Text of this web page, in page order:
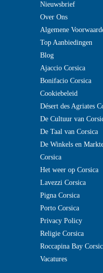
Nieuwsbrief
Over Ons
Algemene
Top Aanbiedingen
Blog
Ajaccio Corsica
Bonifacio Corsica
Cookiebeleid
Désert des Agriates
De Cultuur van
De Taal van Corsica
De Winkels en
Corsica
Het weer op Corsica
Lavezzi Corsica
Pigna Corsica
Porto Corsica
Privacy Policy
Religie Corsica
Roccapina Bay
Vacatures